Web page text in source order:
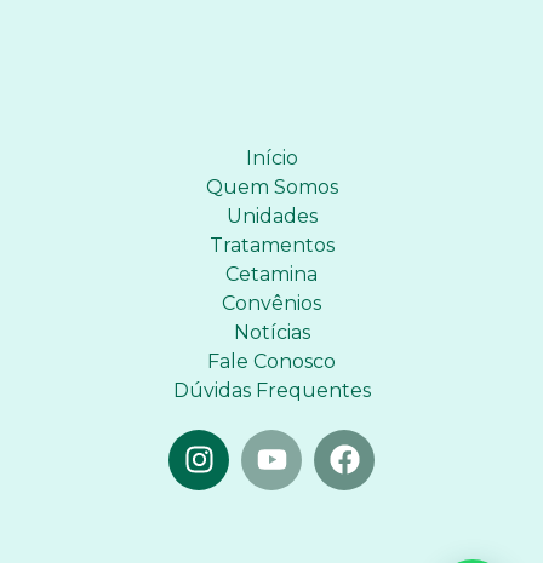
Início
Quem Somos
Unidades
Tratamentos
Cetamina
Convênios
Notícias
Fale Conosco
Dúvidas Frequentes